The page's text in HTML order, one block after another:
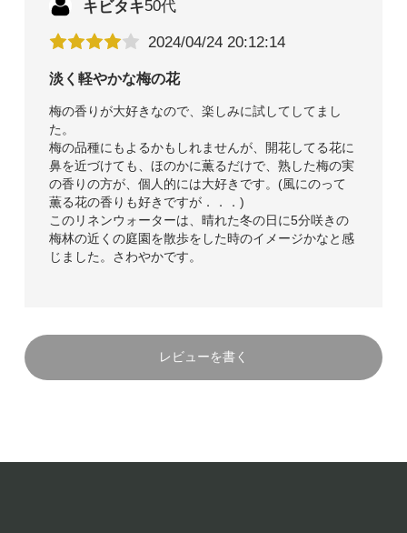
キビタキ50代
2024/04/24 20:12:14
淡く軽やかな梅の花
梅の香りが大好きなので、楽しみに試してしてまし
た。
梅の品種にもよるかもしれませんが、開花してる花に
鼻を近づけても、ほのかに薫るだけで、熟した梅の実
の香りの方が、個人的には大好きです。(風にのって
薫る花の香りも好きですが．．．)
このリネンウォーターは、晴れた冬の日に5分咲きの
梅林の近くの庭園を散歩をした時のイメージかなと感
じました。さわやかです。
レビューを書く